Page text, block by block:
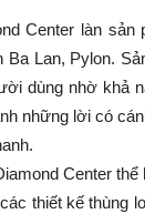
Center làn
Ba Lan, Pylon.
dùng nhờ khả
những lời có
Center
thiết kế thùng